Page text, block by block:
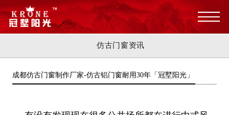
仿古门窗资讯
成都仿古门窗制作厂家-仿古铝门窗耐用30年「冠墅阳光」